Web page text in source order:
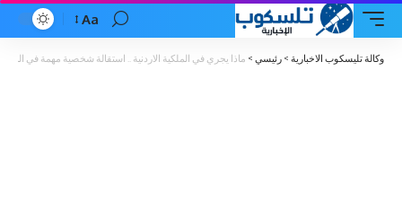
Font
Aa
وكالة تليسكوب الاخبارية > رئيسي > ماذا يجري في الملكية الاردنية .. استقالة شخصية مهمة في